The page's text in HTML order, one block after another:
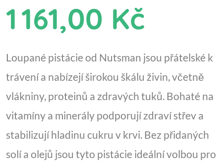
1 161,00 Kč
Loupané pistácie od Nutsman jsou přátelské k
trávení a nabízejí širokou škálu živin, včetně
vlákniny, proteinů a zdravých tuků. Bohaté na
vitamíny a minerály podporují zdraví střev a
stabilizují hladinu cukru v krvi. Bez přidaných
solí a olejů jsou tyto pistácie ideální volbou pro